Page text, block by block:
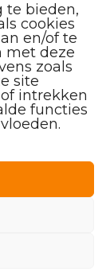
te bieden,
cookies
en/of te
met deze
zoals
site
intrekken
functies